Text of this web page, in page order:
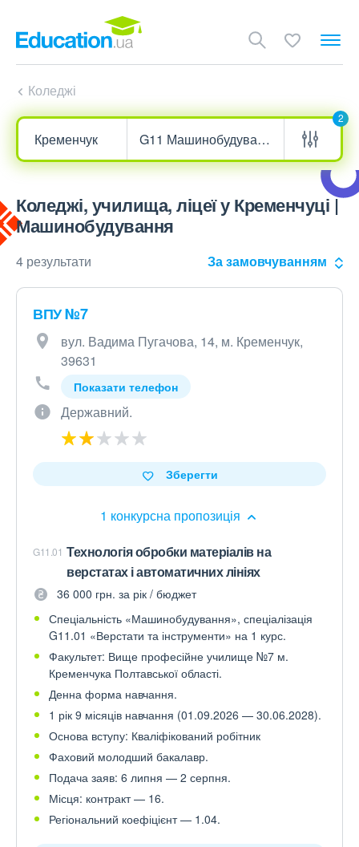
Коледжі
2
Коледжі, училища, ліцеї у Кременчуці |
Машинобудування
4 результати За замовчуванням
ВПУ №7
вул. Вадима Пугачова, 14, м. Кременчук,
39631
Показати телефон
Державний.
1 конкурсна пропозиція
Зберегти
G11.01 Технологія обробки матеріалів на
верстатах і автоматичних лініях
36 000 грн. за рік / бюджет
Спеціальність «Машинобудування», спеціалізація
G11.01 «Верстати та інструменти» на 1 курс.
Факультет: Вище професійне училище №7 м.
Кременчука Полтавської області.
Денна форма навчання.
1 рік 9 місяців навчання (01.09.2026 — 30.06.2028).
Основа вступу: Кваліфікований робітник
Фаховий молодший бакалавр.
Подача заяв: 6 липня — 2 серпня.
Місця: контракт — 16.
Регіональний коефіцієнт — 1.04.